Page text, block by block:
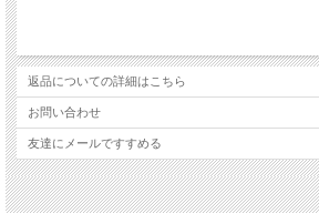
返品についての詳細はこちら
お問い合わせ
友達にメールですすめる